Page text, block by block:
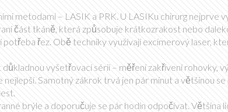
metodami – LASIK a PRK. U LASIKu chirurg nejprve
část tkáně, která způsobuje krátkozrakost nebo
řez. Obě techniky využívají excimerový laser,
vyšetřovací sérií – měření zakřivení rohovky,
Samotný zákrok trvá jen pár minut a většinou se
brýle a doporučuje se pár hodin odpočívat. Většina